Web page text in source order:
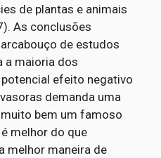
de plantas e animais
As conclusões
de estudos
a maioria dos
efeito negativo
demanda uma
bem um famoso
melhor do que
melhor maneira de